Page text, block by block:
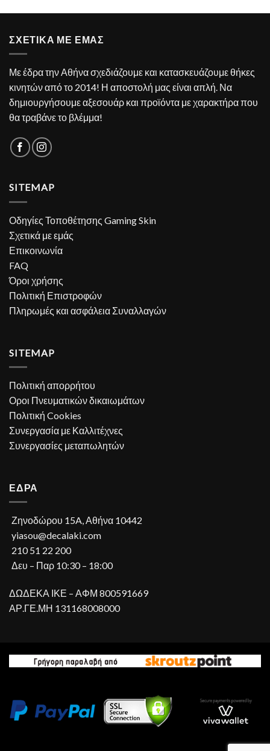
ΣΧΕΤΙΚΑ ΜΕ ΕΜΑΣ
Με έδρα την Αθήνα σχεδιάζουμε και κατασκευάζουμε θήκες
κινητών από το 2014! Η αποστολή μας είναι απλή. Να
δημιουργήσουμε αξεσουάρ και προϊόντα με χαρακτήρα που
θα τραβάνε το βλέμμα!
SITEMAP
Οδηγίες Τοποθέτησης Gaming Skin
Σχετικά με εμάς
Επικοινωνία
FAQ
Όροι χρήσης
Πολιτική Επιστροφών
Πληρωμές και ασφάλεια Συναλλαγών
SITEMAP
Πολιτική απορρήτου
Οροι Πνευματικών δικαιωμάτων
Πολιτική Cookies
Συνεργασία με Καλλιτέχνες
Συνεργασίες μεταπωλητών
ΕΔΡΑ
Ζηνοδώρου 15A, Αθήνα 10442
yiasou@decalaki.com
210 51 22 200
Δευ – Παρ 10:30 – 18:00
ΔΩΔΕΚΑ ΙΚΕ – ΑΦΜ 800591669
ΑΡ.ΓΕ.ΜΗ 131168008000